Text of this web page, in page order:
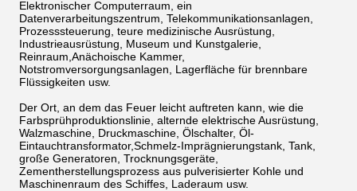
Elektronischer Computerraum, ein
Datenverarbeitungszentrum, Telekommunikationsanlagen,
Prozesssteuerung, teure medizinische Ausrüstung,
Industrieausrüstung, Museum und Kunstgalerie,
Reinraum,Anächoische Kammer,
Notstromversorgungsanlagen, Lagerfläche für brennbare
Flüssigkeiten usw.
Der Ort, an dem das Feuer leicht auftreten kann, wie die
Farbsprühproduktionslinie, alternde elektrische Ausrüstung,
Walzmaschine, Druckmaschine, Ölschalter, Öl-
Eintauchtransformator,Schmelz-Imprägnierungstank, Tank,
große Generatoren, Trocknungsgeräte,
Zementherstellungsprozess aus pulverisierter Kohle und
Maschinenraum des Schiffes, Laderaum usw.